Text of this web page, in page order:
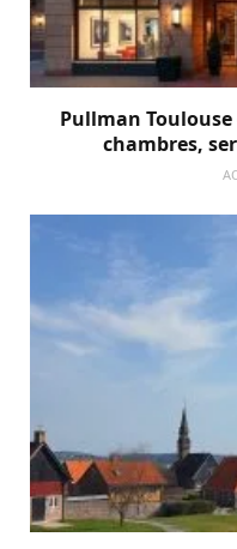
Pullman
chambres,